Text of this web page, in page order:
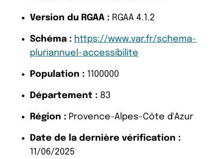
Version du RGAA : RGAA 4.1.2
Schéma : https://www.var.fr/schema-
pluriannuel-accessibilite
Population : 1100000
Département : 83
Région : Provence-Alpes-Côte d'Azur
Date de la dernière vérification :
11/06/2025